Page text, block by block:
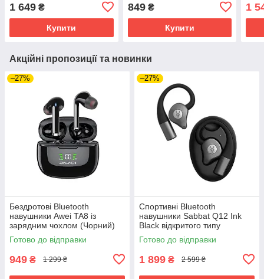
1 649 ₴
Купити
еквалайзером (Чорний)
849₴
Купити
1
Акційні пропозиції та новинки
–27%
Бездротові Bluetooth
навушники Awei TA8 із
зарядним чохлом (Чорний)
Готово до відправки
949 ₴ 1 299 ₴
–27%
Спортивні Bluetooth
навушники Sabbat Q12 Ink
Black відкритого типу
(Чорний)
Готово до відправки
1 899 ₴ 2 599 ₴